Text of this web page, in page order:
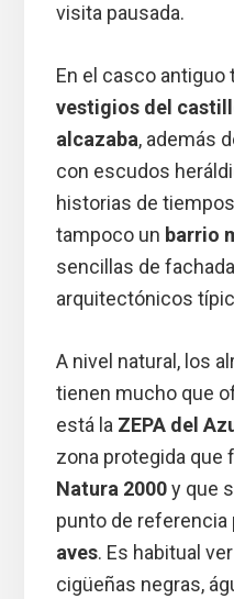
visita pausada.
En el casco
vestigios del
alcazaba, además
con escudos
historias de
tampoco un barrio
sencillas de
arquitectónicos
A nivel natural, los
tienen mucho que
está la ZEPA del
zona protegida que
Natura 2000y que
punto de referencia
aves. Es habitual
cigüeñas negras,